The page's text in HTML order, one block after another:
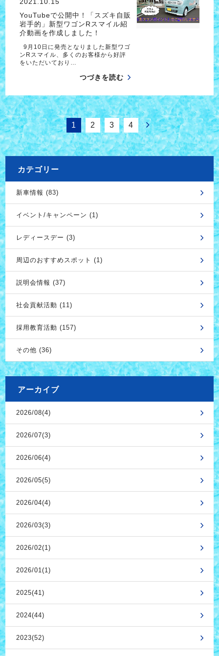
YouTubeで公開中！「スズキ自販
岩手的」新型ワゴンRスマイル紹
介動画を作成しました！
9月10日に発売となりました新型ワゴ
ンRスマイル、多くのお客様から好評
をいただいており…
つづきを読む
1 2 3 4
カテゴリー
新車情報 (83)
イベント/キャンペーン (1)
レディースデー (3)
周辺のおすすめスポット (1)
説明会情報 (37)
社会貢献活動 (11)
採用教育活動 (157)
その他 (36)
アーカイブ
2026/08(4)
2026/07(3)
2026/06(4)
2026/05(5)
2026/04(4)
2026/03(3)
2026/02(1)
2026/01(1)
2025(41)
2024(44)
2023(52)